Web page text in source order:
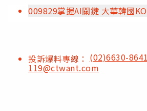
009829掌握AI關鍵 大華韓國
投訴爆料專線： (02)6630-8641
119@ctwant.com